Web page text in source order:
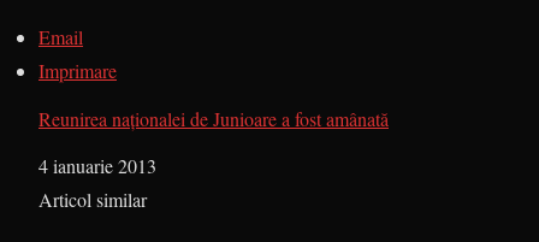
Email
Imprimare
Reunirea naţionalei de Junioare a fost amânată
Dată
4 ianuarie 2013
În legătură cu
Articol similar